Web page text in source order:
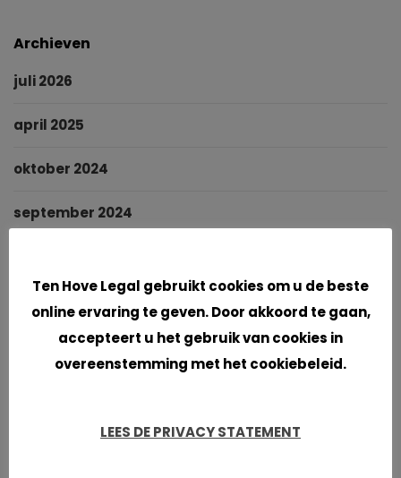
Archieven
juli 2026
april 2025
oktober 2024
september 2024
januari 2024
september 2023
Ten Hove Legal gebruikt cookies om u de beste
online ervaring te geven. Door akkoord te gaan,
accepteert u het gebruik van cookies in
overeenstemming met het cookiebeleid.
LEES DE PRIVACY STATEMENT